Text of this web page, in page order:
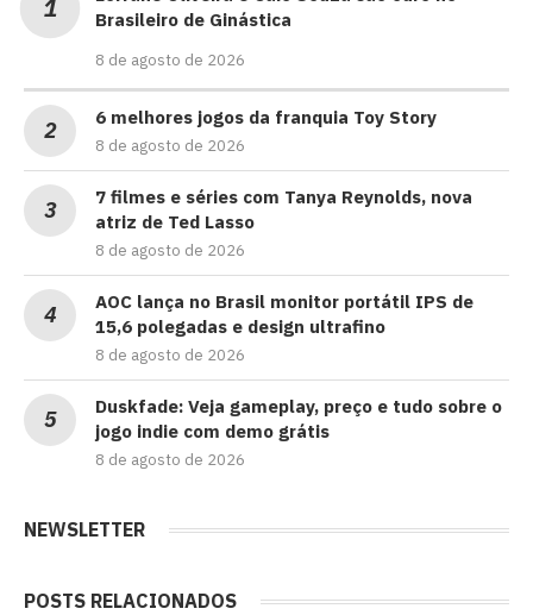
Brasileiro de Ginástica
8 de agosto de 2026
6 melhores jogos da franquia Toy Story
8 de agosto de 2026
7 filmes e séries com Tanya Reynolds, nova
atriz de Ted Lasso
8 de agosto de 2026
AOC lança no Brasil monitor portátil IPS de
15,6 polegadas e design ultrafino
8 de agosto de 2026
Duskfade: Veja gameplay, preço e tudo sobre o
jogo indie com demo grátis
8 de agosto de 2026
NEWSLETTER
POSTS RELACIONADOS